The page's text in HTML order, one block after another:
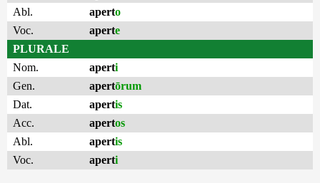
Abl.
aperto
Voc.
aperte
PLURALE
Nom.
aperti
Gen.
apertōrum
Dat.
apertis
Acc.
apertos
Abl.
apertis
Voc.
aperti